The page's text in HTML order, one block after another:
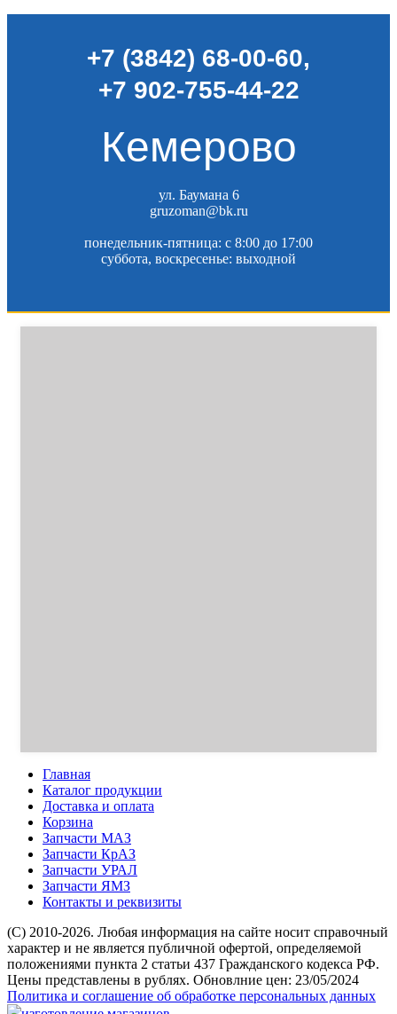
+7 (3842) 68-00-60,
+7 902-755-44-22
Кемерово
ул. Баумана 6
gruzoman@bk.ru
понедельник-пятница: c 8:00 до 17:00
суббота, воскресенье: выходной
Главная
Каталог продукции
Доставка и оплата
Корзина
Запчасти МАЗ
Запчасти КрАЗ
Запчасти УРАЛ
Запчасти ЯМЗ
Контакты и реквизиты
(C) 2010-2026. Любая информация на сайте носит справочный
характер и не является публичной офертой, определяемой
положениями пункта 2 статьи 437 Гражданского кодекса РФ.
Цены представлены в рублях. Обновлние цен: 23/05/2024
Политика и соглашение об обработке персональных данных